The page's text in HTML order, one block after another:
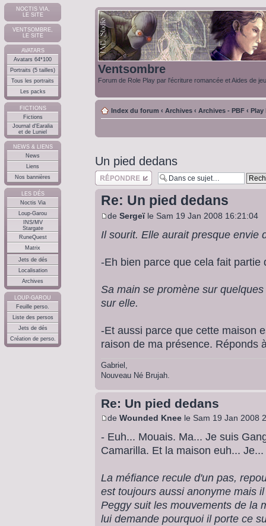
NOCTIS VIA,
LE SITE
VENTSOMBRE,
LE SITE
AVATARS
Avatars 64*100
Portraits (5 tailles)
Tous les portraits
Les packs
FICTIONS
Fictions
Journal d'Earalia
et de Luniel
NEWS & LIENS
News
Liens
Nos bannières
LES DÉS
Noctis Via
Loup-Garou
INS/MV
Stargate
RuneQuest
Matrix
Jets de dés
Localisation
Archives
LOUP-GAROU
Feuille perso.
Liste des persos
Jets de dés
Création de perso.
Ventsombre
Forum de Role Play par l'écriture romancée et Aides de
Index du forum ‹ Archives ‹ Archives - PBF ‹ Play
Un pied dedans
Répondre
Re: Un pied dedans
de Sergeïle Sam 19 Jan 2008 16:21:04
Il sourit. Elle aurait presque envie
-Eh bien parce que cela fait partie
Sa main se promène sur
sur elle.
-Et aussi parce que cette maison
raison de ma présence. Réponds
Gabriel,
Nouveau Né Brujah.
Re: Un pied dedans
de Wounded Knee le Sam 19 Jan 2008
- Euh... Mouais. Ma... Je suis
Camarilla. Et la maison euh...
La méfiance recule d'un pas,
est toujours aussi anonyme mais
Peggy suit les mouvements de la
lui demande pourquoi il porte ce